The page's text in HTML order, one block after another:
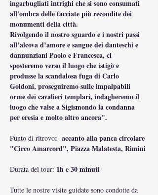
ingarbugliati intrighi che si sono consumati
all'ombra delle facciate più recondite dei
monumenti della città.
Rivolgendo il nostro sguardo e i nostri passi
all’alcova d’amore e sangue dei danteschi e
dannunziani Paolo e Francesca, ci
sposteremo verso il luogo che istigò e
produsse la scandalosa fuga di Carlo
Goldoni, proseguiremo sulle impalpabili
orme dei cavalieri templari, indagheremo il
luogo che valse a Sigismondo la condanna
per eresia e molto altro ancora".
Punto di ritrovo:  accanto alla panca circolare
"Circo Amarcord", Piazza Malatesta, Rimini
Durata del tour: 1h e 30 minuti
Tutte le nostre visite guidate sono condotte da